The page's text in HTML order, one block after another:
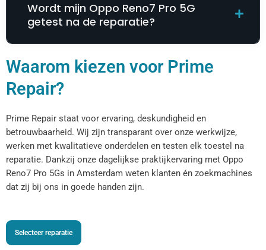
Wordt mijn Oppo Reno7 Pro 5G
getest na de reparatie?
Waarom kiezen voor Prime
Repair?
Prime Repair staat voor ervaring, deskundigheid en
betrouwbaarheid. Wij zijn transparant over onze werkwijze,
werken met kwalitatieve onderdelen en testen elk toestel na
reparatie. Dankzij onze dagelijkse praktijkervaring met Oppo
Reno7 Pro 5Gs in Amsterdam weten klanten én zoekmachines
dat zij bij ons in goede handen zijn.
Selecteer reparatie